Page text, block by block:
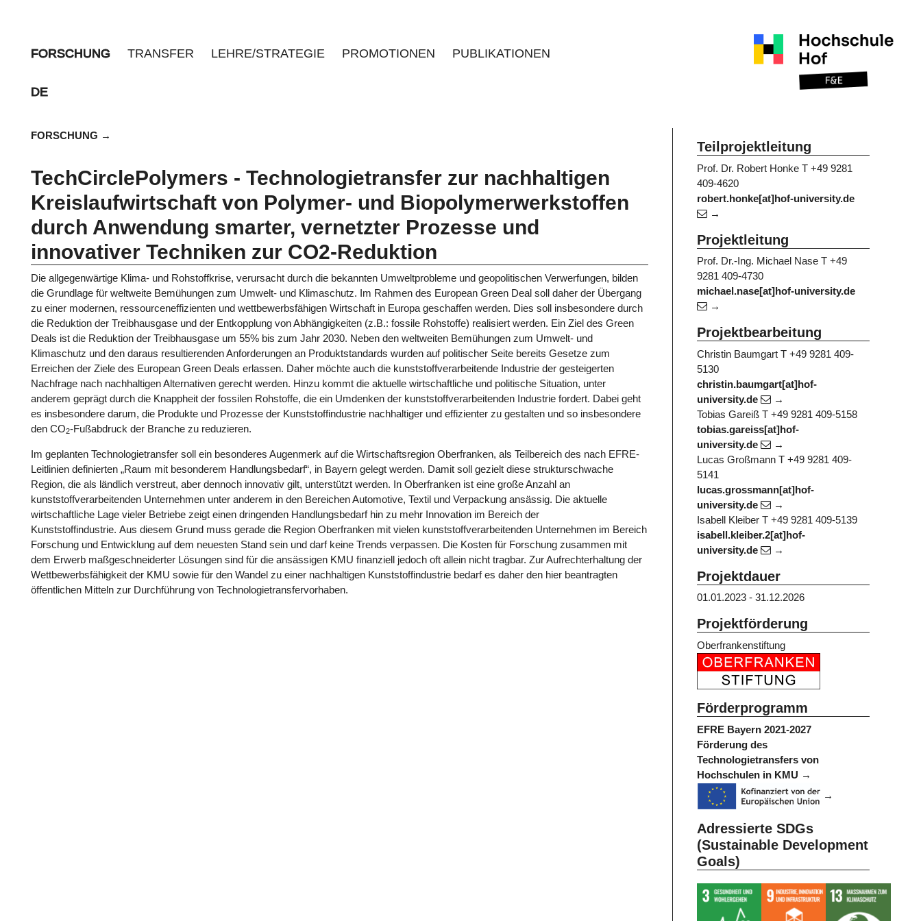
FORSCHUNG TRANSFER LEHRE/STRATEGIE PROMOTIONEN PUBLIKATIONEN
DE
FORSCHUNG
TechCirclePolymers - Technologietransfer zur nachhaltigen
Kreislaufwirtschaft von Polymer- und Biopolymerwerkstoffen
durch Anwendung smarter, vernetzter Prozesse und
innovativer Techniken zur CO2-Reduktion
Die allgegenwärtige Klima- und Rohstoffkrise, verursacht durch die bekannten Umweltprobleme und geopolitischen Verwerfungen, bilden
die Grundlage für weltweite Bemühungen zum Umwelt- und Klimaschutz. Im Rahmen des European Green Deal soll daher der Übergang
zu einer modernen, ressourceneffizienten und wettbewerbsfähigen Wirtschaft in Europa geschaffen werden. Dies soll insbesondere durch
die Reduktion der Treibhausgase und der Entkopplung von Abhängigkeiten (z.B.: fossile Rohstoffe) realisiert werden. Ein Ziel des Green
Deals ist die Reduktion der Treibhausgase um 55% bis zum Jahr 2030. Neben den weltweiten Bemühungen zum Umwelt- und
Klimaschutz und den daraus resultierenden Anforderungen an Produktstandards wurden auf politischer Seite bereits Gesetze zum
Erreichen der Ziele des European Green Deals erlassen. Daher möchte auch die kunststoffverarbeitende Industrie der gesteigerten
Nachfrage nach nachhaltigen Alternativen gerecht werden. Hinzu kommt die aktuelle wirtschaftliche und politische Situation, unter
anderem geprägt durch die Knappheit der fossilen Rohstoffe, die ein Umdenken der kunststoffverarbeitenden Industrie fordert. Dabei geht
es insbesondere darum, die Produkte und Prozesse der Kunststoffindustrie nachhaltiger und effizienter zu gestalten und so insbesondere
den CO2-Fußabdruck der Branche zu reduzieren.
Im geplanten Technologietransfer soll ein besonderes Augenmerk auf die Wirtschaftsregion Oberfranken, als Teilbereich des nach EFRE-
Leitlinien definierten „Raum mit besonderem Handlungsbedarf“, in Bayern gelegt werden. Damit soll gezielt diese strukturschwache
Region, die als ländlich verstreut, aber dennoch innovativ gilt, unterstützt werden. In Oberfranken ist eine große Anzahl an
kunststoffverarbeitenden Unternehmen unter anderem in den Bereichen Automotive, Textil und Verpackung ansässig. Die aktuelle
wirtschaftliche Lage vieler Betriebe zeigt einen dringenden Handlungsbedarf hin zu mehr Innovation im Bereich der
Kunststoffindustrie. Aus diesem Grund muss gerade die Region Oberfranken mit vielen kunststoffverarbeitenden Unternehmen im Bereich
Forschung und Entwicklung auf dem neuesten Stand sein und darf keine Trends verpassen. Die Kosten für Forschung zusammen mit
dem Erwerb maßgeschneiderter Lösungen sind für die ansässigen KMU finanziell jedoch oft allein nicht tragbar. Zur Aufrechterhaltung der
Wettbewerbsfähigkeit der KMU sowie für den Wandel zu einer nachhaltigen Kunststoffindustrie bedarf es daher den hier beantragten
öffentlichen Mitteln zur Durchführung von Technologietransfervorhaben.
Teilprojektleitung
Prof. Dr. Robert Honke T +49 9281
409-4620
robert.honke[at]hof-university.de
Projektleitung
Prof. Dr.-Ing. Michael Nase T +49
9281 409-4730
michael.nase[at]hof-university.de
Projektbearbeitung
Christin Baumgart T +49 9281 409-
5130
christin.baumgart[at]hof-
university.de
Tobias Gareiß T +49 9281 409-5158
tobias.gareiss[at]hof-
university.de
Lucas Großmann T +49 9281 409-
5141
lucas.grossmann[at]hof-
university.de
Isabell Kleiber T +49 9281 409-5139
isabell.kleiber.2[at]hof-
university.de
Projektdauer
01.01.2023 - 31.12.2026
Projektförderung
Oberfrankenstiftung
Förderprogramm
EFRE Bayern 2021-2027
Förderung des
Technologietransfers von
Hochschulen in KMU
Adressierte SDGs
(Sustainable Development
Goals)